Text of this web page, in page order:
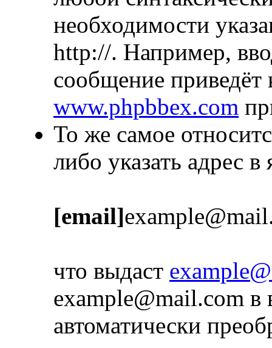
необходимости
http://. Например,
сообщение приведёт
www.phpbbex.com
То же самое
либо указать адрес
[email]
что выдаст
example@mail.com
автоматически